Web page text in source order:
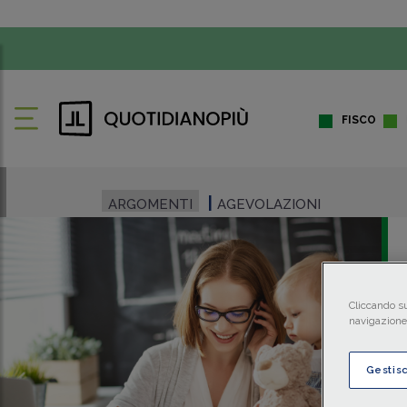
FISCO
ARGOMENTI AGEVOLAZIONI
Cliccando